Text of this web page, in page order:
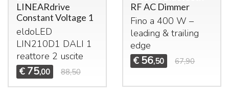
LINEARdrive
Constant Voltage 1
eldoLED
LIN210D1 DALI 1
reattore 2 uscite
€ 75,00 88,50
RF AC Dimmer
Fino a 400 W –
leading & trailing
edge
€ 56,50 67,90